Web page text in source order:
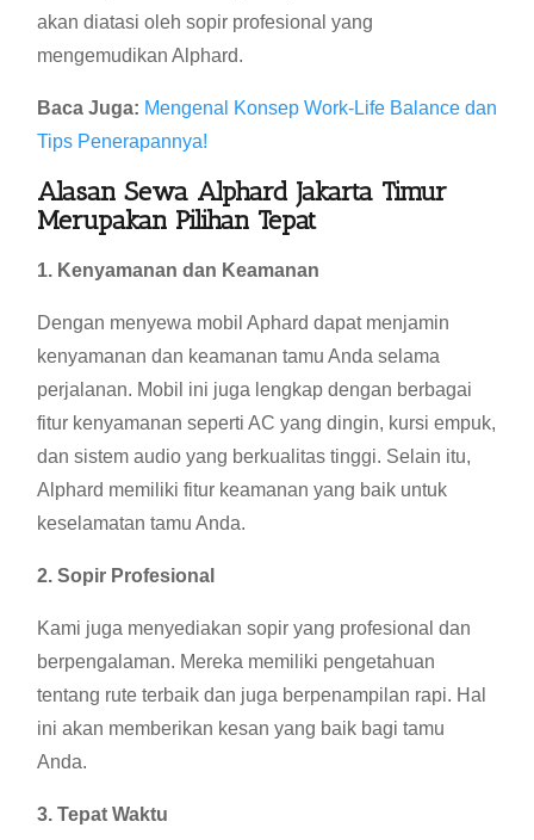
akan diatasi oleh sopir profesional yang
mengemudikan Alphard.
Baca Juga: Mengenal Konsep Work-Life Balance dan
Tips Penerapannya!
Alasan Sewa Alphard Jakarta Timur
Merupakan Pilihan Tepat
1. Kenyamanan dan Keamanan
Dengan menyewa mobil Aphard dapat menjamin
kenyamanan dan keamanan tamu Anda selama
perjalanan. Mobil ini juga lengkap dengan berbagai
fitur kenyamanan seperti AC yang dingin, kursi empuk,
dan sistem audio yang berkualitas tinggi. Selain itu,
Alphard memiliki fitur keamanan yang baik untuk
keselamatan tamu Anda.
2. Sopir Profesional
Kami juga menyediakan sopir yang profesional dan
berpengalaman. Mereka memiliki pengetahuan
tentang rute terbaik dan juga berpenampilan rapi. Hal
ini akan memberikan kesan yang baik bagi tamu
Anda.
3. Tepat Waktu